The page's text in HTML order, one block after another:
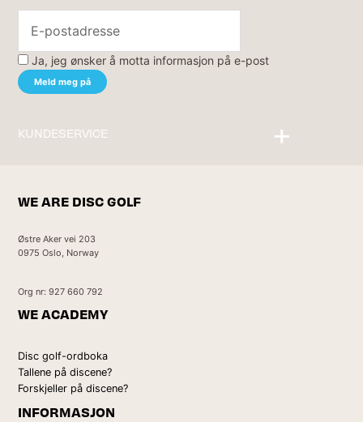
Ja, jeg ønsker å motta informasjon på e-post
KUNDESERVICE
WE ARE DISC GOLF
Østre Aker vei 203
0975 Oslo, Norway
Org nr: 927 660 792
WE ACADEMY
Disc golf-ordboka
Tallene på discene?
Forskjeller på discene?
INFORMASJON